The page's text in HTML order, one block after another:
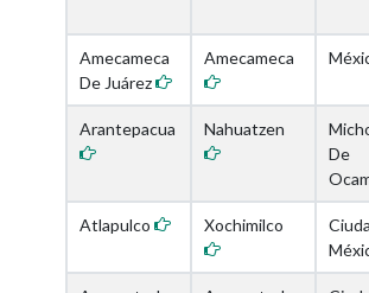
Amecameca
De Juárez
Amecameca
Arantepacua Nahuatzen
De
Atlapulco Xochimilco